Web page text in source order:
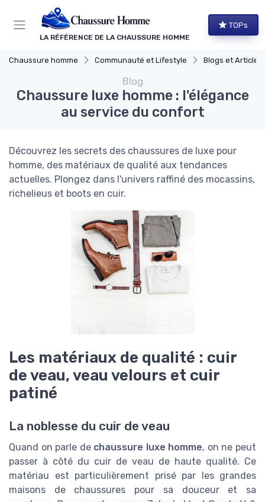
LA RÉFÉRENCE DE LA CHAUSSURE HOMME
TOPs
Chaussure homme Communauté et Lifestyle Blogs et Articles
Blog
Chaussure luxe homme : l'élégance
au service du confort
Découvrez les secrets des chaussures de luxe pour
homme, des matériaux de qualité aux tendances
actuelles. Plongez dans l'univers raffiné des mocassins,
richelieus et boots en cuir.
Les matériaux de qualité : cuir
de veau, veau velours et cuir
patiné
La noblesse du cuir de veau
Quand on parle de chaussure luxe homme, on ne peut
passer à côté du cuir de veau de haute qualité. Ce
matériau est particulièrement prisé par les grandes
maisons de chaussures pour sa douceur et sa
Panneau de gestion des cookies